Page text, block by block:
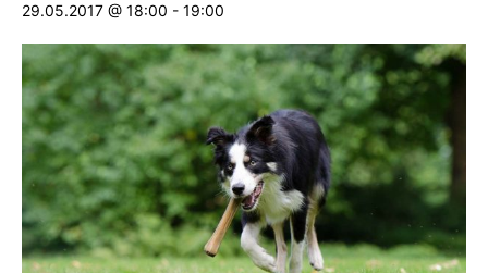
29.05.2017 @ 18:00 - 19:00